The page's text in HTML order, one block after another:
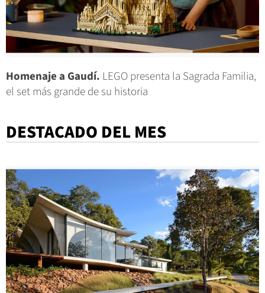
Homenaje a Gaudí. LEGO presenta la Sagrada Familia,
el set más grande de su historia
DESTACADO DEL MES